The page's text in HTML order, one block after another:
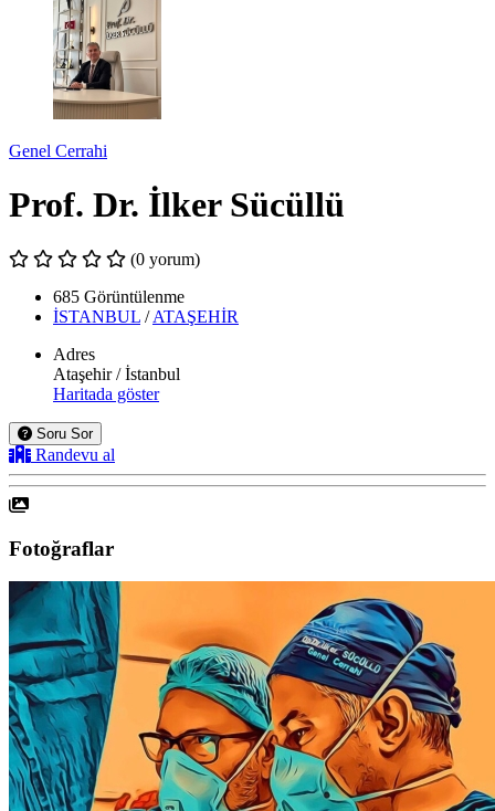
Genel Cerrahi
Prof. Dr. İlker Sücüllü
(0 yorum)
685 Görüntülenme
İSTANBUL /ATAŞEHİR
Adres
Ataşehir / İstanbul
Haritada göster
Soru Sor
Randevu al
Fotoğraflar